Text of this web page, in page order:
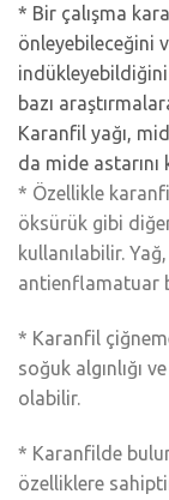
* Bir çalışma
önleyebileceğini
bazı
Karanfil yağı,
da mide
* Özellikle
öksürük gibi
kullanılabilir.
antienflamatuar
* Karanfil
soğuk algınlığı
olabilir.
* Karanfilde
özelliklere